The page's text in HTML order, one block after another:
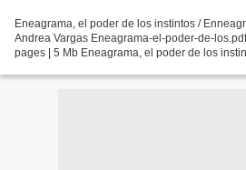
Eneagrama, el poder de los instintos /
Andrea Vargas Eneagrama-el-poder-de-
pages | 5 Mb Eneagrama, el poder de los